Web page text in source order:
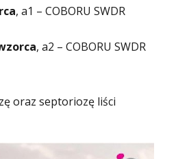
, a1 – COBORU SWDR
, a2 – COBORU SWDR
oraz septoriozę liści